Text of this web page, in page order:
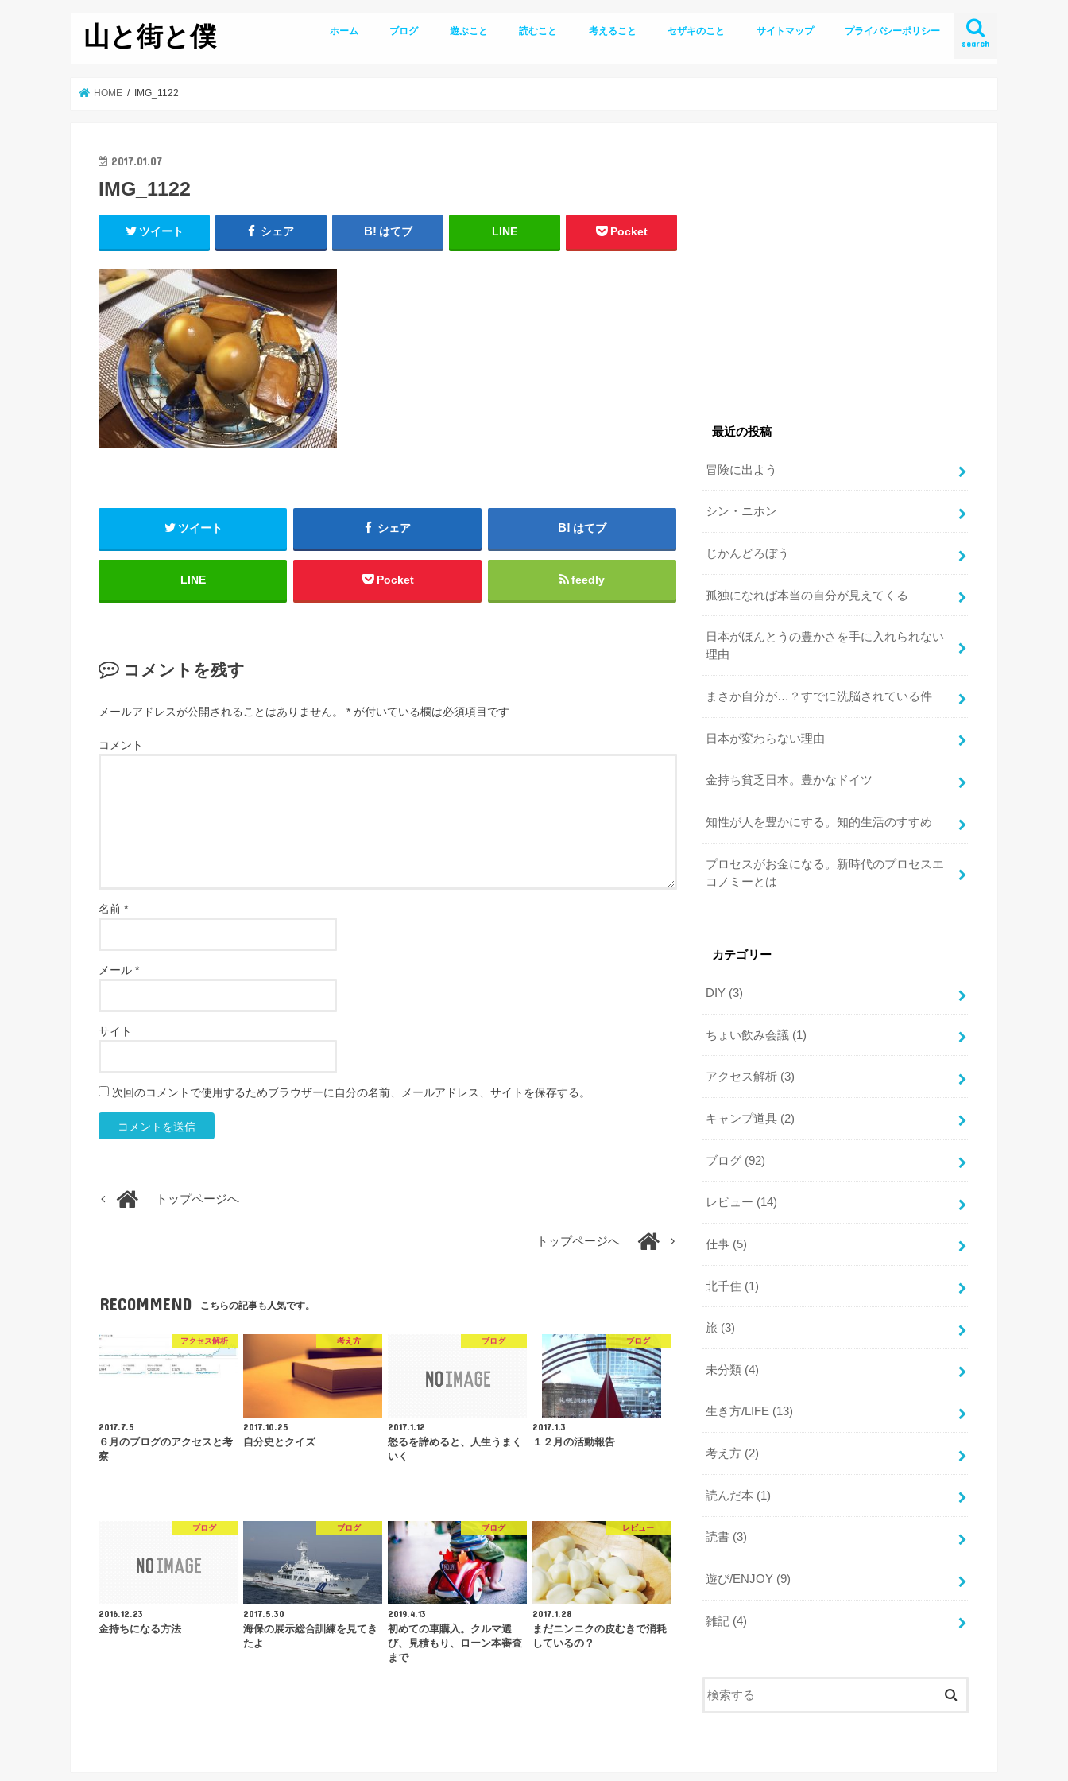
山と街と僕 search
ホーム ブログ 遊ぶこと 読むこと 考えること セザキのこと サイトマップ プライバシーポリシー
HOME IMG_1122
2017.01.07
IMG_1122
ツイート シェア はてブ LINE Pocket
ツイート シェア はてブ
LINE Pocket feedly
コメントを残す
メールアドレスが公開されることはありません。 * が付いている欄は必須項目です
コメント
名前 *
メール *
サイト
次回のコメントで使用するためブラウザーに自分の名前、メールアドレス、サイトを保存する。
トップページへ
トップページへ
RECOMMEND こちらの記事も人気です。
アクセス解析
2017.7.5
６月のブログのアクセスと考
察
考え方
2017.10.25
自分史とクイズ
ブログ
2017.1.12
怒るを諦めると、人生うまく
いく
ブログ
2017.1.3
１２月の活動報告
ブログ
2016.12.23
金持ちになる方法
ブログ
2017.5.30
海保の展示総合訓練を見てき
たよ
ブログ
2019.4.13
初めての車購入。クルマ選
び、見積もり、ローン本審査
まで
レビュー
2017.1.28
まだニンニクの皮むきで消耗
しているの？
最近の投稿
冒険に出よう
シン・ニホン
じかんどろぼう
孤独になれば本当の自分が見えてくる
日本がほんとうの豊かさを手に入れられない
理由
まさか自分が…？すでに洗脳されている件
日本が変わらない理由
金持ち貧乏日本。豊かなドイツ
知性が人を豊かにする。知的生活のすすめ
プロセスがお金になる。新時代のプロセスエ
コノミーとは
カテゴリー
DIY (3)
ちょい飲み会議 (1)
アクセス解析 (3)
キャンプ道具 (2)
ブログ (92)
レビュー (14)
仕事 (5)
北千住 (1)
旅 (3)
未分類 (4)
生き方/LIFE (13)
考え方 (2)
読んだ本 (1)
読書 (3)
遊び/ENJOY (9)
雑記 (4)